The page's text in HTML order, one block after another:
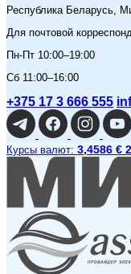
Республика Беларусь,
Для почтовой
Пн-Пт 10:00–19:00
Сб 11:00–16:00
+375 17 3 666 555
Курсы валют: 3,4586 €